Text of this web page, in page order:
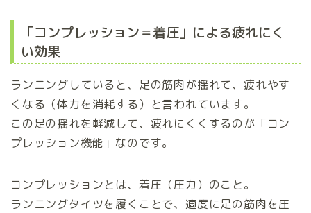
「コンプレッション＝着圧」による疲れにく
い効果
ランニングしていると、足の筋肉が揺れて、疲れやす
くなる（体力を消耗する）と言われています。
この足の揺れを軽減して、疲れにくくするのが「コン
プレッション機能」なのです。
コンプレッションとは、着圧（圧力）のこと。
ランニングタイツを履くことで、適度に足の筋肉を圧